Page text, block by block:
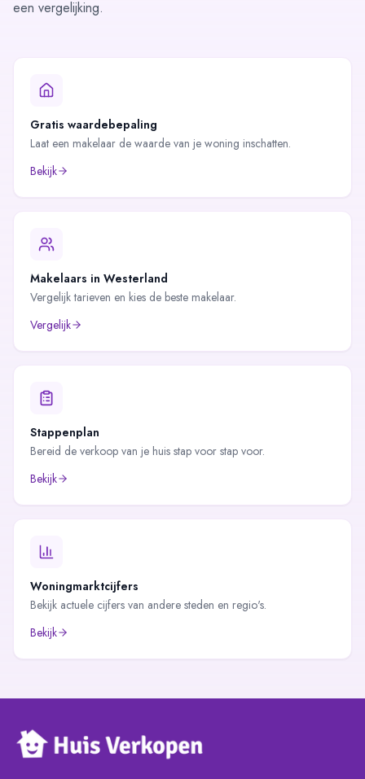
een vergelijking.
Gratis waardebepaling
Laat een makelaar de waarde van je woning inschatten.
Bekijk
Makelaars in Westerland
Vergelijk tarieven en kies de beste makelaar.
Vergelijk
Stappenplan
Bereid de verkoop van je huis stap voor stap voor.
Bekijk
Woningmarktcijfers
Bekijk actuele cijfers van andere steden en regio's.
Bekijk